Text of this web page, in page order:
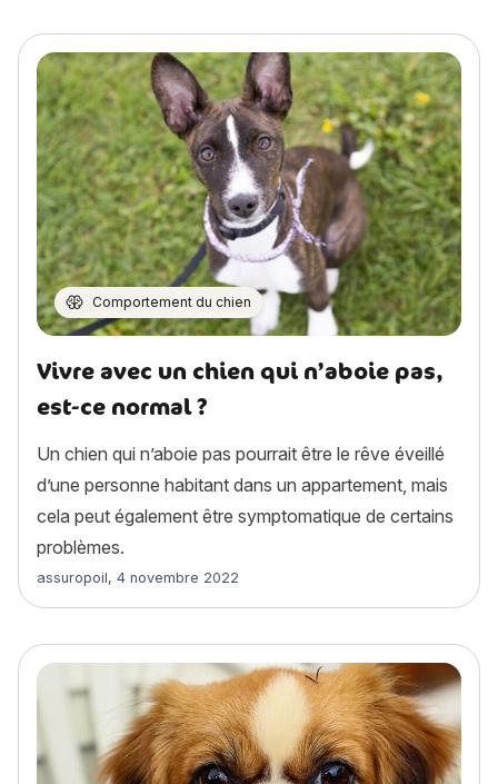
Comportement du chien
Vivre avec un chien qui n’aboie pas,
est-ce normal ?
Un chien qui n’aboie pas pourrait être le rêve éveillé
d’une personne habitant dans un appartement, mais
cela peut également être symptomatique de certains
problèmes.
Article rédigé par
assuropoil, 4 novembre 2022